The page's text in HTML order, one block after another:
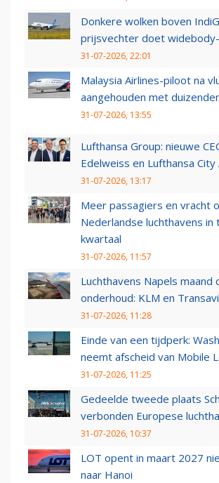
Donkere wolken boven
prijsvechter doet
31-07-2026, 22:01
Malaysia Airlines-piloot na
aangehouden met
31-07-2026, 13:55
Lufthansa Group: nieuwe
Edelweiss en Lufthansa City
31-07-2026, 13:17
Meer passagiers en vracht
Nederlandse luchthavens in
kwartaal
31-07-2026, 11:57
Luchthavens Napels maand
onderhoud: KLM en
31-07-2026, 11:28
Einde van een tijdperk:
neemt afscheid van Mobile
31-07-2026, 11:25
Gedeelde tweede plaats
verbonden Europese
31-07-2026, 10:37
LOT opent in maart 2027
naar Hanoi